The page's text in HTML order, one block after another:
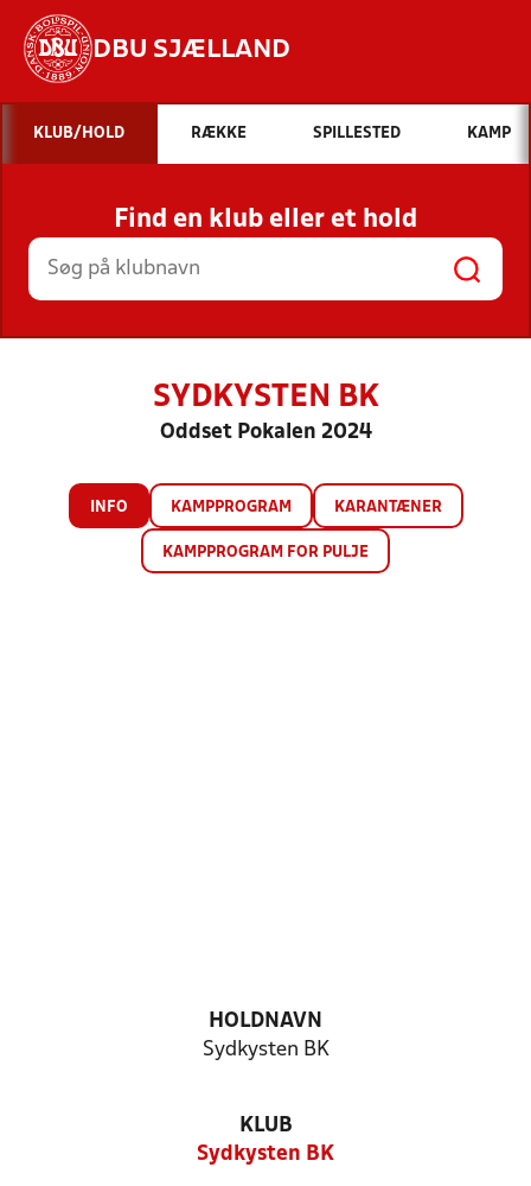
DBU SJÆLLAND
Hvad vil du søge efter?
INDHOLD OG NYHEDER
STILLINGER, RESULTATER, KLUBBER OG
HOLD
KLUB/HOLD RÆKKE SPILLESTED KAMP
Find en klub eller et hold
SYDKYSTEN BK
Oddset Pokalen 2024
INFO KAMPPROGRAM KARANTÆNER
KAMPPROGRAM FOR PULJE
HOLDNAVN
Sydkysten BK
KLUB
Sydkysten BK